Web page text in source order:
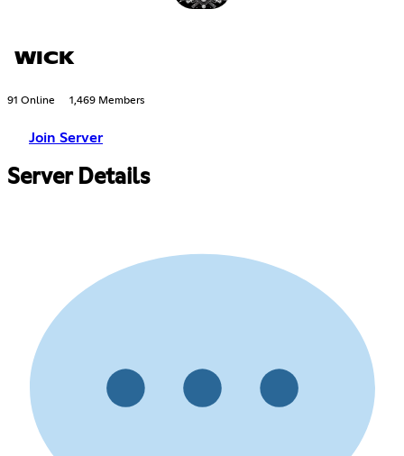
WICK
91 Online 1,469 Members
Join Server
Server Details